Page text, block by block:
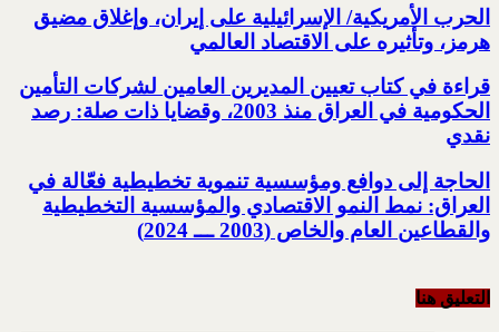
الحرب الأمريكية/ الإسرائيلية على إيران، وإغلاق مضيق
هرمز، وتأثيره على الاقتصاد العالمي
قراءة في كتاب تعيين المديرين العامين لشركات التأمين
الحكومية ‏في العراق منذ 2003، وقضايا ذات صلة: رصد
نقدي
الحاجة إلى دوافع ومؤسسية تنموية تخطيطية فعّالة في
العراق: نمط النمو الاقتصادي والمؤسسية التخطيطية
‏والقطاعين العام والخاص (2003 ـــ 2024)‏
التعليق هنا